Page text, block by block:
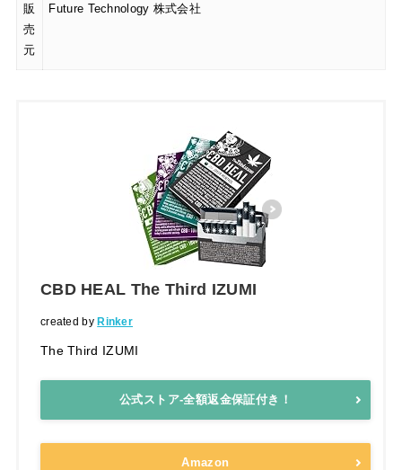
販
売
元
Future Technology 株式会社
CBD HEAL The Third IZUMI
created by Rinker
The Third IZUMI
公式ストア-全額返金保証付き！
Amazon